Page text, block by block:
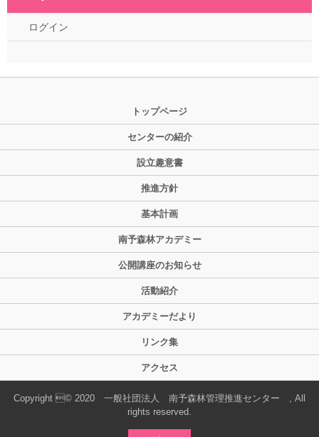
ログイン
トップページ
センターの紹介
設立趣意書
推進方針
基本計画
南予森林アカデミー
公開講座のお知らせ
活動紹介
アカデミーだより
リンク集
アクセス
Copyright © 2020 一般社団法人 南予森林管理推進センター , All
rights reserved.